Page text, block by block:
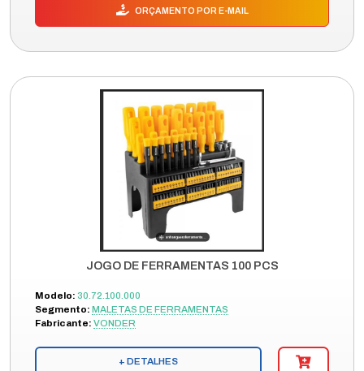
ORÇAMENTO POR E-MAIL
JOGO DE FERRAMENTAS 100 PCS
Modelo: 30.72.100.000
Segmento: MALETAS DE FERRAMENTAS
Fabricante: VONDER
+ DETALHES